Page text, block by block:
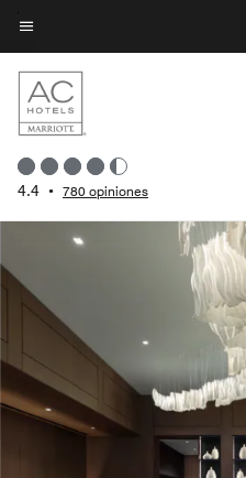
Skip
to
main
content
Texto del menú
4.4 • 780 opiniones